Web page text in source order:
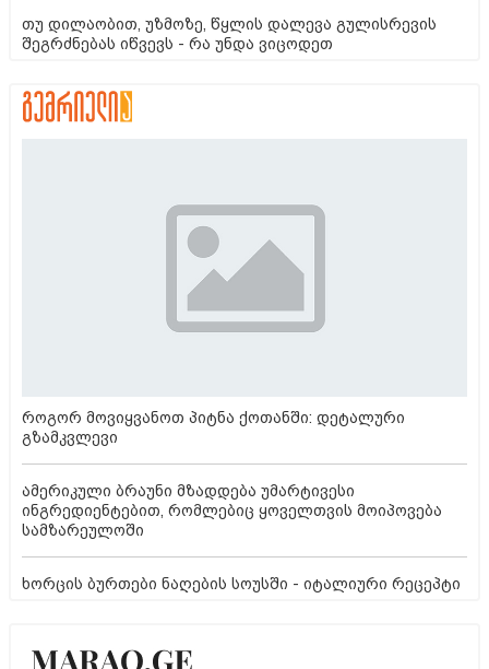
თუ დილაობით, უზმოზე, წყლის დალევა გულისრევის
შეგრძნებას იწვევს - რა უნდა ვიცოდეთ
როგორ მოვიყვანოთ პიტნა ქოთანში: დეტალური
გზამკვლევი
ამერიკული ბრაუნი მზადდება უმარტივესი
ინგრედიენტებით, რომლებიც ყოველთვის მოიპოვება
სამზარეულოში
ხორცის ბურთები ნაღების სოუსში - იტალიური რეცეპტი